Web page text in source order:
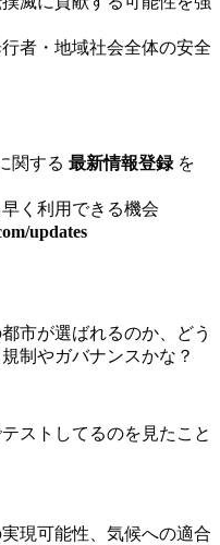
者・地域社会全体の安全
関する 最新情報登録を
く利用できる機会
updates
市が選ばれるのか、どう
制やガバナンスかな？
ストしてるのを見たこと
現可能性、気候への適合